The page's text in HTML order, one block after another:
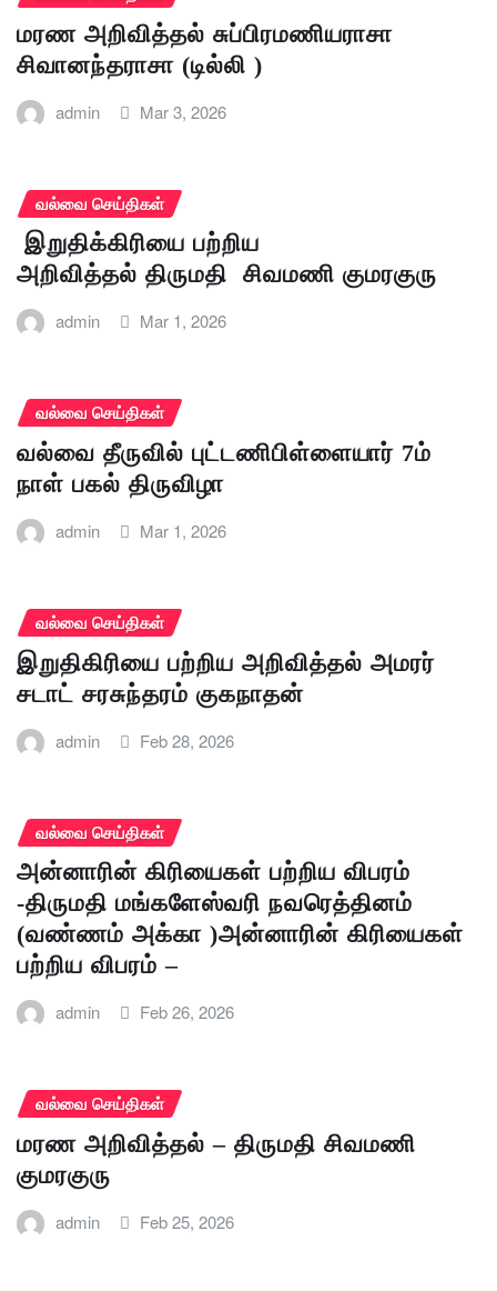
மரண அறிவித்தல் சுப்பிரமணியராசா
சிவானந்தராசா (டில்லி )
admin Mar 3, 2026
வல்வை செய்திகள்
இறுதிக்கிரியை பற்றிய
அறிவித்தல் திருமதி சிவமணி குமரகுரு
admin Mar 1, 2026
வல்வை செய்திகள்
வல்வை தீருவில் புட்டணிபிள்ளையார் 7ம்
நாள் பகல் திருவிழா
admin Mar 1, 2026
வல்வை செய்திகள்
இறுதிகிரியை பற்றிய அறிவித்தல் அமரர்
சடாட் சரசுந்தரம் குகநாதன்
admin Feb 28, 2026
வல்வை செய்திகள்
அன்னாரின் கிரியைகள் பற்றிய விபரம்
-திருமதி மங்களேஸ்வரி நவரெத்தினம்
(வண்ணம் அக்கா )அன்னாரின் கிரியைகள்
பற்றிய விபரம் –
admin Feb 26, 2026
வல்வை செய்திகள்
மரண அறிவித்தல் – திருமதி சிவமணி
குமரகுரு
admin Feb 25, 2026